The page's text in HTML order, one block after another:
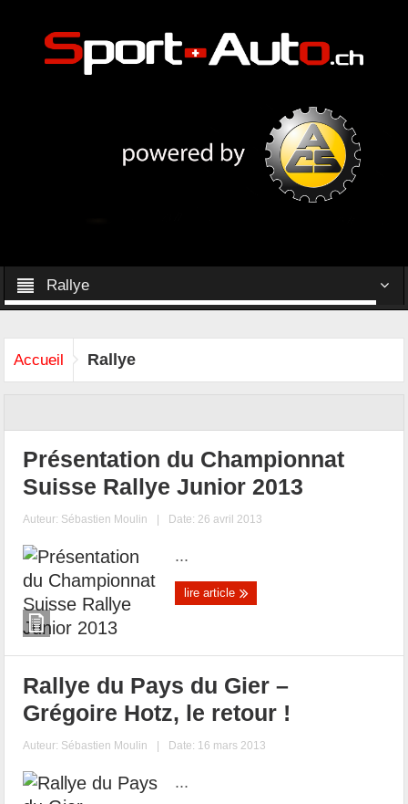
Rallye
Accueil Rallye
Présentation du Championnat
Suisse Rallye Junior 2013
Auteur: Sébastien Moulin | Date: 26 avril 2013
...
lire article
Rallye du Pays du Gier –
Grégoire Hotz, le retour !
Auteur: Sébastien Moulin | Date: 16 mars 2013
...